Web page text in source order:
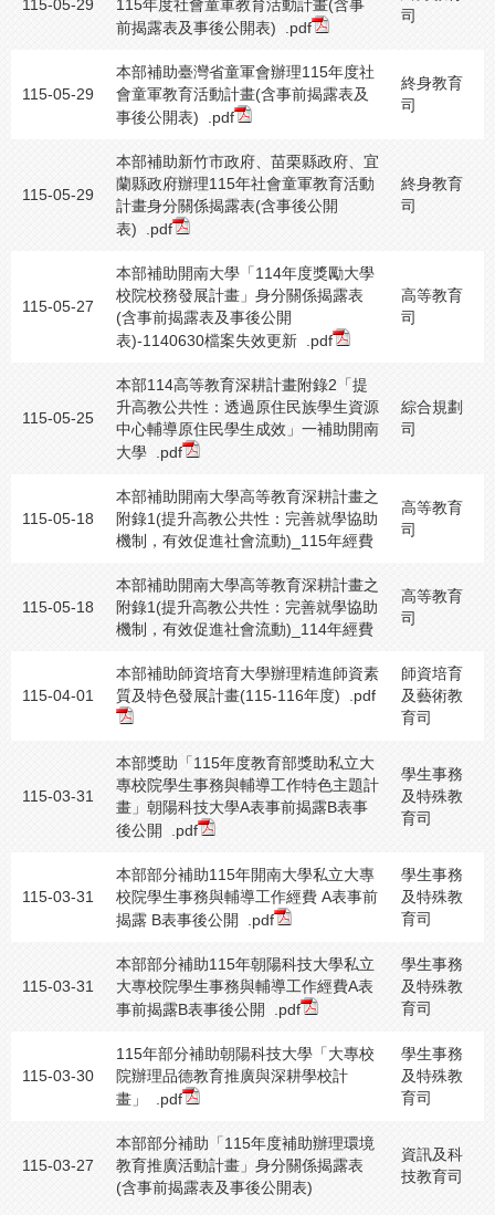
115-05-29
115年度社會童軍教育活動計畫(含事
前揭露表及事後公開表)
.pdf
司
115-05-29
本部補助臺灣省童軍會辦理115年度社
會童軍教育活動計畫(含事前揭露表及
事後公開表)
.pdf
終身教育
司
115-05-29
本部補助新竹市政府、苗栗縣政府、宜
蘭縣政府辦理115年社會童軍教育活動
計畫身分關係揭露表(含事後公開
表)
.pdf
終身教育
司
115-05-27
本部補助開南大學「114年度獎勵大學
校院校務發展計畫」身分關係揭露表
(含事前揭露表及事後公開
表)-1140630檔案失效更新
.pdf
高等教育
司
115-05-25
本部114高等教育深耕計畫附錄2「提
升高教公共性：透過原住民族學生資源
中心輔導原住民學生成效」一補助開南
大學
.pdf
綜合規劃
司
115-05-18
本部補助開南大學高等教育深耕計畫之
附錄1(提升高教公共性：完善就學協助
機制，有效促進社會流動)_115年經費
高等教育
司
115-05-18
本部補助開南大學高等教育深耕計畫之
附錄1(提升高教公共性：完善就學協助
機制，有效促進社會流動)_114年經費
高等教育
司
115-04-01
本部補助師資培育大學辦理精進師資素
質及特色發展計畫(115-116年度)
.pdf
師資培育
及藝術教
育司
115-03-31
本部獎助「115年度教育部獎助私立大
專校院學生事務與輔導工作特色主題計
畫」朝陽科技大學A表事前揭露B表事
後公開
.pdf
學生事務
及特殊教
育司
115-03-31
本部部分補助115年開南大學私立大專
校院學生事務與輔導工作經費 A表事前
揭露 B表事後公開
.pdf
學生事務
及特殊教
育司
115-03-31
本部部分補助115年朝陽科技大學私立
大專校院學生事務與輔導工作經費A表
事前揭露B表事後公開
.pdf
學生事務
及特殊教
育司
115-03-30
115年部分補助朝陽科技大學「大專校
院辦理品德教育推廣與深耕學校計
畫」
.pdf
學生事務
及特殊教
育司
115-03-27
本部部分補助「115年度補助辦理環境
教育推廣活動計畫」身分關係揭露表
(含事前揭露表及事後公開表)
資訊及科
技教育司